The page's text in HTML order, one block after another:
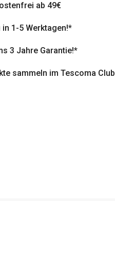
ab 49€
1-5 Werktagen!*
3 Jahre Garantie!*
sammeln im Tescoma Club